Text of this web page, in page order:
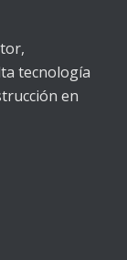
tecnología
en